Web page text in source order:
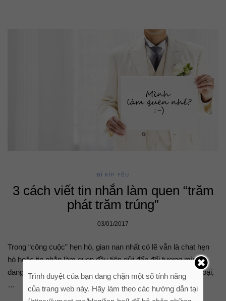
BÍ KÍP YÊU
3 cách viết tin nhắn làm quen “trăm
phát trăm trúng”
03/01/2017
Trong “công cuộc” hẹn hò, gian nan nhất có lẽ vẫn là chat hẹn
hò hoặc tin nhắn làm quen đầu tiên gửi đến đối tượng mình
đang cầm cưa. Ở thời đại bây giờ, việc xin được số điện thoại,
…
Trình duyệt của bạn đang chặn một số tính năng
của trang web này. Hãy làm theo các hướng dẫn tại